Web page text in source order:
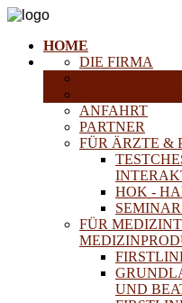
HOME
DIE FIRMA
ANFAHRT
PARTNER
FÜR ÄRZTE &
HOK -
FÜR
UND